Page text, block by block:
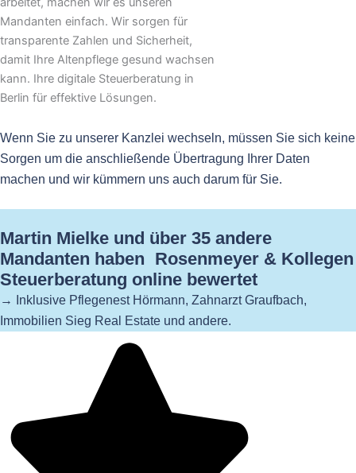
Mandanten einfach. Wir sorgen für
transparente Zahlen und Sicherheit,
damit Ihre Altenpflege gesund wachsen
kann. Ihre digitale Steuerberatung in
Berlin für effektive Lösungen.
Wenn Sie zu unserer Kanzlei wechseln, müssen Sie sich keine
Sorgen um die anschließende Übertragung Ihrer Daten
machen und wir kümmern uns auch darum für Sie.
Martin Mielke und über 35 andere
Mandanten haben Rosenmeyer & Kollegen
Steuerberatung online bewertet
→ Inklusive Pflegenest Hörmann, Zahnarzt Graufbach,
Immobilien Sieg Real Estate und andere.